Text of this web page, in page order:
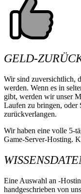
GELD-
Wir sind zuversichtlich,
werden. Wenn es in
gibt, werden wir unser
Laufen zu bringen, oder
zurückverlangen.
Wir haben eine volle 5-
Game-Server-Hosting.
Eine Auswahl an -
handgeschrieben von